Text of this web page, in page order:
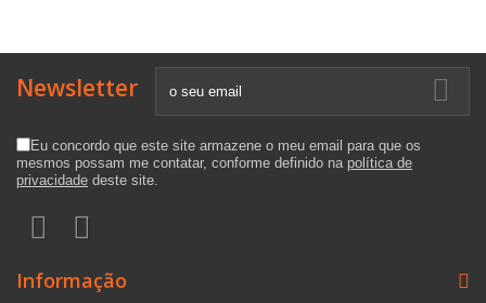
Newsletter
Eu concordo que este site armazene o meu email para que os
mesmos possam me contatar, conforme definido na política de
privacidade deste site.
Informação